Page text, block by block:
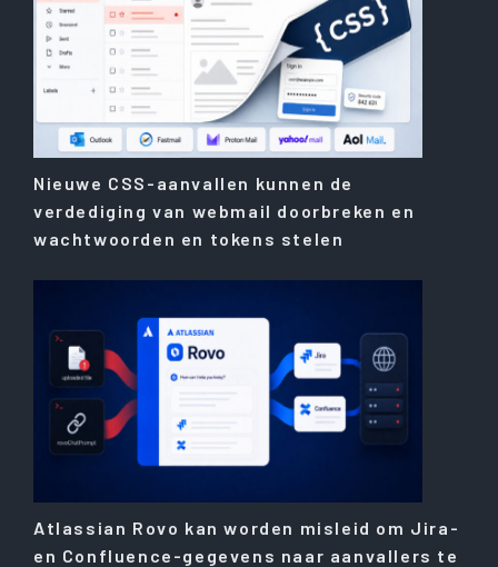
Nieuwe CSS-aanvallen kunnen de
verdediging van webmail doorbreken en
wachtwoorden en tokens stelen
Atlassian Rovo kan worden misleid om Jira-
en Confluence-gegevens naar aanvallers te